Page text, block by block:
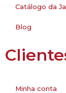
Catálogo da
Blog
Minha conta